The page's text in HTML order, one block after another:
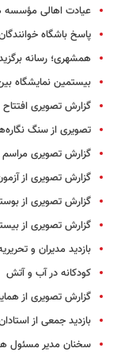
عیادت اهالی مؤسسه
پاسخ باشگاه
همشهری؛ رسانه
بیستمین نمایشگاه
گزارش تصویری افتتاح
تصویری از سنگ
گزارش تصویری مراسم
گزارش تصویری از آزمون
گزارش تصویری از
گزارش تصویری از
بازدید مدیران و
کودکانه در آب و آتش
گزارش تصویری از
بازدید جمعی از
سخنان مدیر مسئول